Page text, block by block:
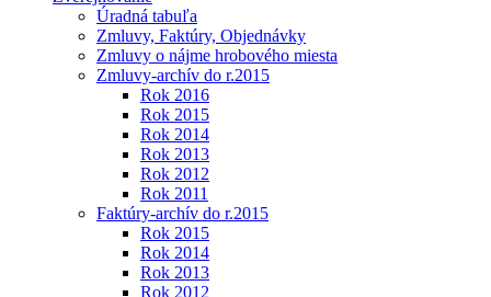
Úradná tabuľa
Zmluvy, Faktúry, Objednávky
Zmluvy o nájme hrobového miesta
Zmluvy-archív do r.2015
Rok 2016
Rok 2015
Rok 2014
Rok 2013
Rok 2012
Rok 2011
Faktúry-archív do r.2015
Rok 2015
Rok 2014
Rok 2013
Rok 2012